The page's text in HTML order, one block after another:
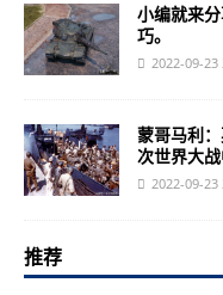
小编就来
巧。
2022-09-23
蒙哥马利
次世界大
2022-09-23
推荐